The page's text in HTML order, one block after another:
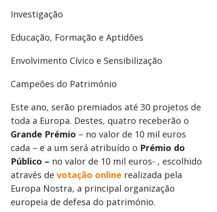
Investigação
Educação, Formação e Aptidões
Envolvimento Cívico e Sensibilização
Campeões do Património
Este ano, serão premiados até 30 projetos de
toda a Europa. Destes, quatro receberão o
Grande Prémio – no valor de 10 mil euros
cada – e a um será atribuído o Prémio do
Público – no valor de 10 mil euros- , escolhido
através de votação online realizada pela
Europa Nostra, a principal organização
europeia de defesa do património.